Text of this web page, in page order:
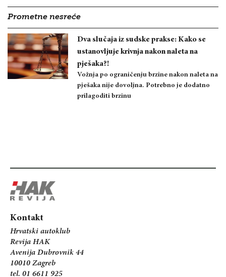
Prometne nesreće
Dva slučaja iz sudske prakse: Kako se
ustanovljuje krivnja nakon naleta na
pješaka?!
Vožnja po ograničenju brzine nakon naleta na
pješaka nije dovoljna. Potrebno je dodatno
prilagoditi brzinu
Kontakt
Hrvatski autoklub
Revija HAK
Avenija Dubrovnik 44
10010 Zagreb
tel. 01 6611 925